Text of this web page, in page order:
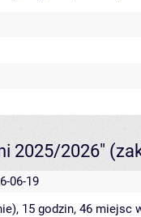
2025/2026"
06-19
15 godzin, 46 miejsc